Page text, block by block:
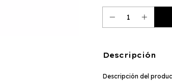
Descripción
Descripción del